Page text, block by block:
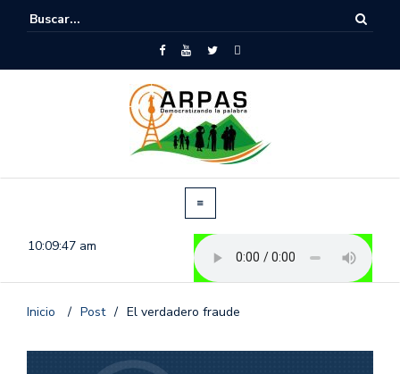
10:09:48 am
Inicio / Post / El verdadero fraude